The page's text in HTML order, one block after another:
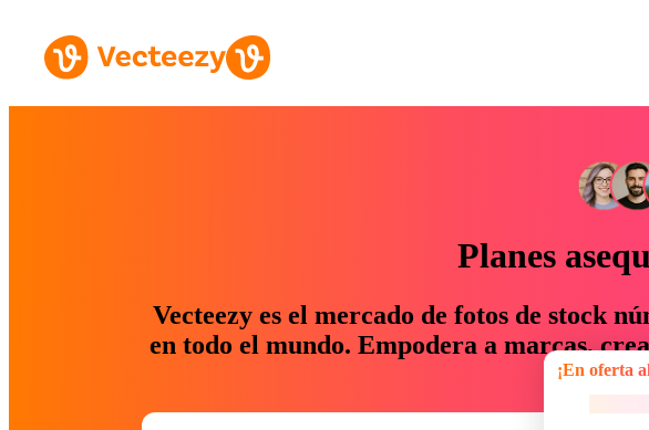
Planes
Vecteezy es el mercado de fotos de stock
en todo el mundo. Empodera a marcas,
un 76
¡En oferta